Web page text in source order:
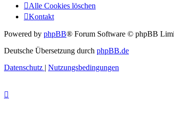
Alle Cookies löschen
Kontakt
Powered by phpBB® Forum Software © phpBB
Deutsche Übersetzung durch phpBB.de
Datenschutz | Nutzungsbedingungen